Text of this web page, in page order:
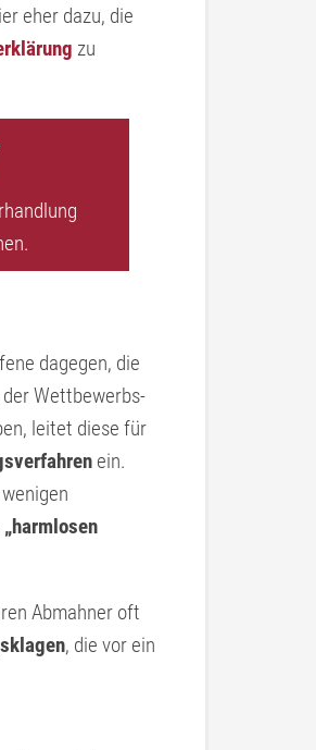
eher dazu, die
zu
dagegen, die
der Wettbewerbs­
leitet diese für
ein.
„harmlosen
Abmahner oft
, die vor ein